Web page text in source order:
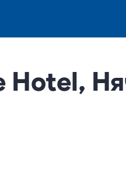
Hotel,